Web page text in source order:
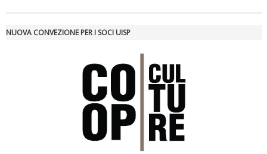
Tiziano Pesce nel Cda di Fondazione Terzjus: prima riunione a
NUOVA CONVEZIONE PER I SOCI UISP